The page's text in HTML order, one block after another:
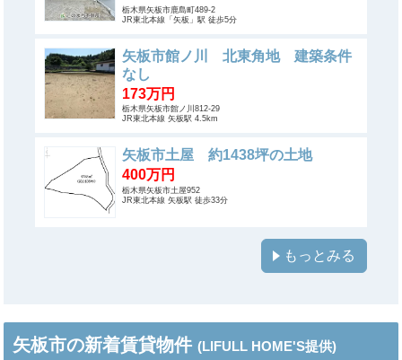
栃木県矢板市鹿島町489-2
JR東北本線「矢板」駅 徒歩5分
矢板市館ノ川 北東角地 建築条件
なし
173万円
栃木県矢板市館ノ川812-29
JR東北本線 矢板駅 4.5km
矢板市土屋 約1438坪の土地
400万円
栃木県矢板市土屋952
JR東北本線 矢板駅 徒歩33分
もっとみる
矢板市の新着賃貸物件 (LIFULL HOME'S提供)